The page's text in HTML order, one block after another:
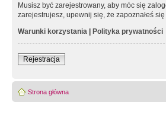
Musisz być zarejestrowany, aby móc się
zarejestrujesz, upewnij się, że zapoznałeś
Warunki korzystania | Polityka prywatności
Rejestracja
Strona główna